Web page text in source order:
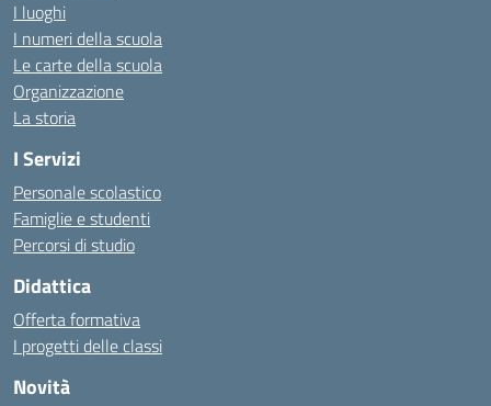
I luoghi
I numeri della scuola
Le carte della scuola
Organizzazione
La storia
I Servizi
Personale scolastico
Famiglie e studenti
Percorsi di studio
Didattica
Offerta formativa
I progetti delle classi
Novità